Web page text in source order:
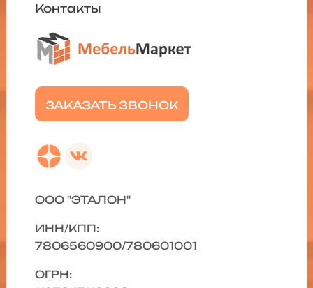
ЗАКАЗАТЬ ЗВОНОК
Контакты
ООО "ЭТАЛОН"
ИНН/КПП:
7806560900/780601001
ОГРН: